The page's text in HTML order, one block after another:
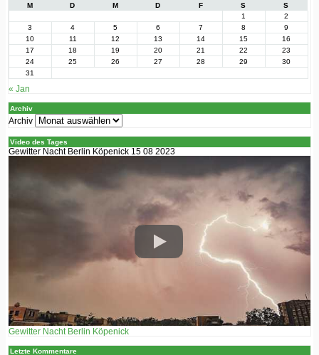
M
D M D F S
S
1
2
3
4 5 6 7 8
9
10
11 12 13 14 15
16
17
18 19 20 21 22
23
24
25 26 27 28 29
30
31
« Jan
Archiv
Archiv
Video des Tages
Gewitter Nacht Berlin Köpenick 15 08 2023
Gewitter Nacht Berlin Köpenick
Letzte Kommentare